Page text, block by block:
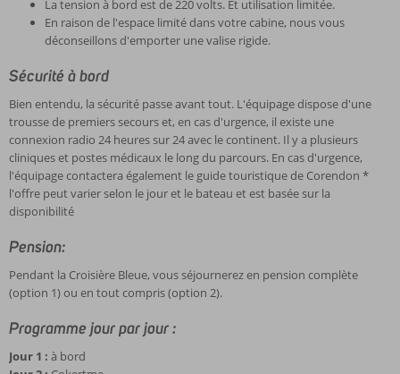
La tension à bord est de 220 volts. Et utilisation limitée.
En raison de l'espace limité dans votre cabine, nous vous
déconseillons d'emporter une valise rigide.
Sécurité à bord
Bien entendu, la sécurité passe avant tout. L'équipage dispose d'une
trousse de premiers secours et, en cas d'urgence, il existe une
connexion radio 24 heures sur 24 avec le continent. Il y a plusieurs
cliniques et postes médicaux le long du parcours. En cas d'urgence,
l'équipage contactera également le guide touristique de Corendon *
l'offre peut varier selon le jour et le bateau et est basée sur la
disponibilité
Pension:
Pendant la Croisière Bleue, vous séjournerez en pension complète
(option 1) ou en tout compris (option 2).
Programme jour par jour :
Jour 1 : à bord